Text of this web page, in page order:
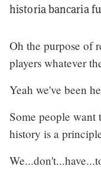
historia bancaria
Oh the purpose of
players whatever
Yeah we've been
Some people
history is a